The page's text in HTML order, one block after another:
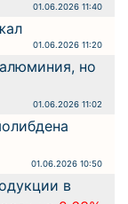
01.06.2026 11:40
01.06.2026 11:20
но
01.06.2026 11:02
01.06.2026 10:50
в